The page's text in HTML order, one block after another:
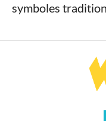
symboles